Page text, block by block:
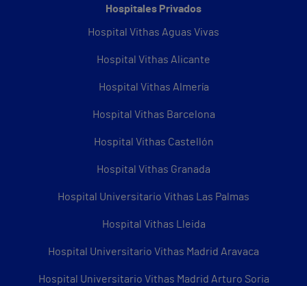
Hospitales Privados
Hospital Vithas Aguas Vivas
Hospital Vithas Alicante
Hospital Vithas Almería
Hospital Vithas Barcelona
Hospital Vithas Castellón
Hospital Vithas Granada
Hospital Universitario Vithas Las Palmas
Hospital Vithas Lleida
Hospital Universitario Vithas Madrid Aravaca
Hospital Universitario Vithas Madrid Arturo Soria